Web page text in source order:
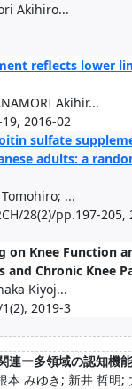
Akihiro...
reflects lower
Akihir...
2016-02
sulfate
adults: a
...
28(2)/pp.197-205,
Knee Function
Chronic Knee
Kiyoj...
2019-3
ー多領域の認知機
本 みゆき; 新井 哲明;